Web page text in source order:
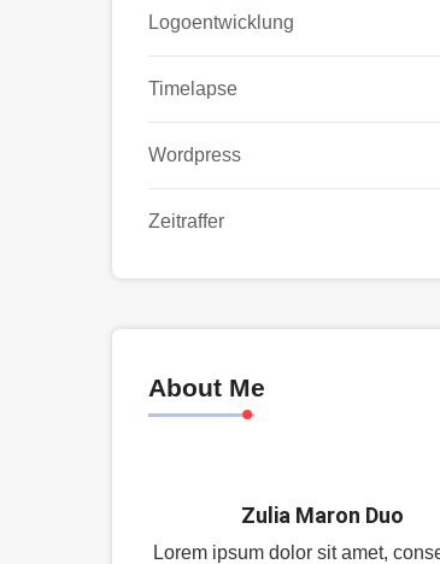
Logoentwicklung
Timelapse
Wordpress
Zeitraffer
About Me
Zulia Maron Duo
Lorem ipsum dolor sit amet,